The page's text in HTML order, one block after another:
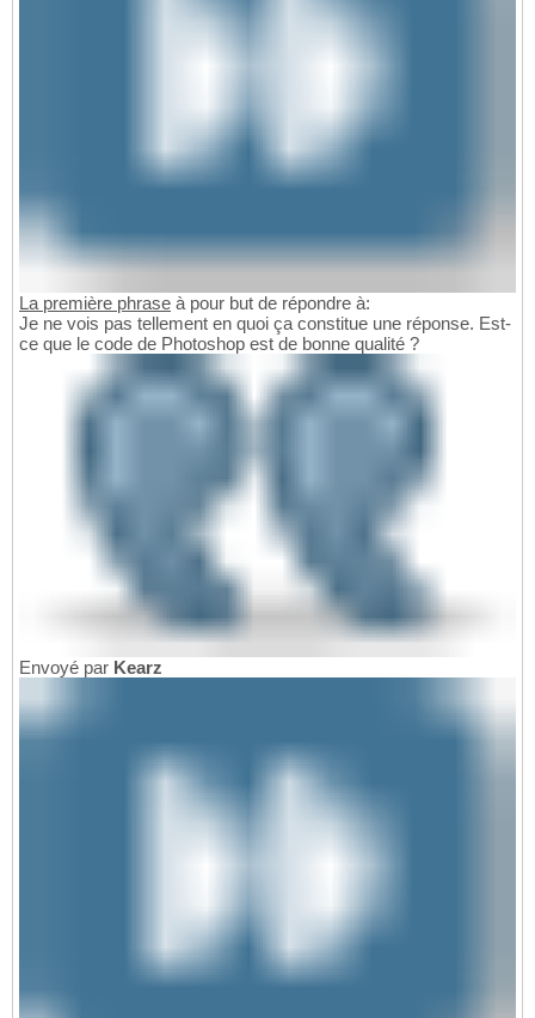
La première phrase à pour but de répondre à:
Je ne vois pas tellement en quoi ça constitue une réponse. Est-
ce que le code de Photoshop est de bonne qualité ?
Envoyé par Kearz